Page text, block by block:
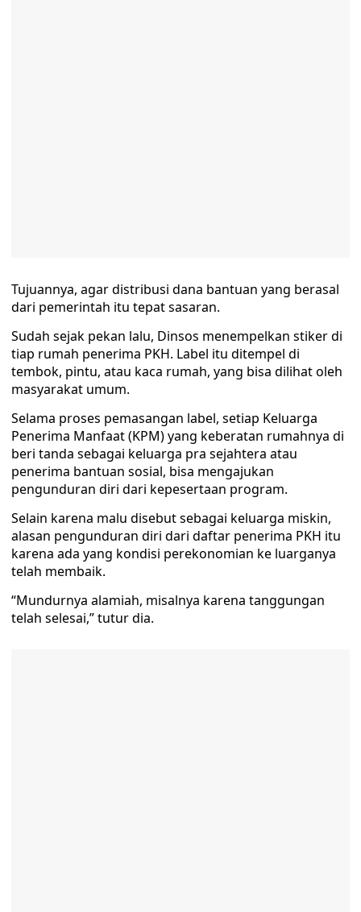
Tujuannya, agar distribusi dana bantuan yang berasal
dari pemerintah itu tepat sasaran.
Sudah sejak pekan lalu, Dinsos menempelkan stiker di
tiap rumah penerima PKH. Label itu ditempel di
tembok, pintu, atau kaca rumah, yang bisa dilihat oleh
masyarakat umum.
Selama proses pemasangan label, setiap Keluarga
Penerima Manfaat (KPM) yang keberatan rumahnya di
beri tanda sebagai keluarga pra sejahtera atau
penerima bantuan sosial, bisa mengajukan
pengunduran diri dari kepesertaan program.
Selain karena malu disebut sebagai keluarga miskin,
alasan pengunduran diri dari daftar penerima PKH itu
karena ada yang kondisi perekonomian ke luarganya
telah membaik.
“Mundurnya alamiah, misalnya karena tanggungan
telah selesai,” tutur dia.